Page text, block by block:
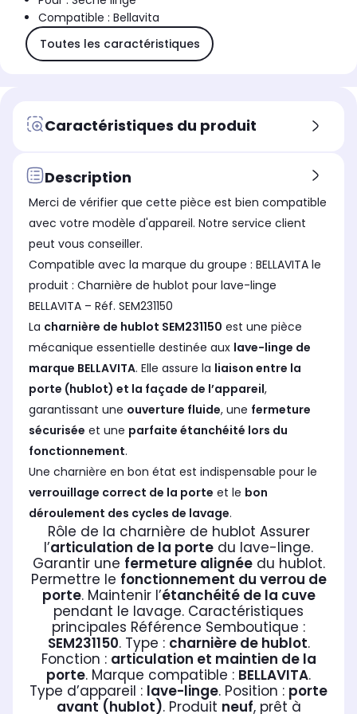
Compatible : Bellavita
Toutes les caractéristiques
Caractéristiques du produit
Description
Merci de vérifier que cette pièce est bien compatible
avec votre modèle d'appareil. Notre service client
peut vous conseiller.
Compatible avec la marque du groupe : BELLAVITA le
produit : Charnière de hublot pour lave-linge
BELLAVITA – Réf. SEM231150
La charnière de hublot SEM231150 est une pièce
mécanique essentielle destinée aux lave-linge de
marque BELLAVITA. Elle assure la liaison entre la
porte (hublot) et la façade de l’appareil,
garantissant une ouverture fluide, une fermeture
sécurisée et une parfaite étanchéité lors du
fonctionnement.
Une charnière en bon état est indispensable pour le
verrouillage correct de la porte et le bon
déroulement des cycles de lavage.
Rôle de la charnière de hublot Assurer
l’articulation de la porte du lave-linge.
Garantir une fermeture alignéedu hublot.
Permettre le fonctionnement du verrou de
porte . Maintenir l’étanchéité de la cuve
pendant le lavage. Caractéristiques
principales Référence Semboutique :
SEM231150 . Type : charnière de hublot.
Fonction : articulation et maintien de la
porte . Marque compatible : BELLAVITA.
Type d’appareil : lave-linge . Position : porte
avant (hublot) . Produit neuf, prêt à